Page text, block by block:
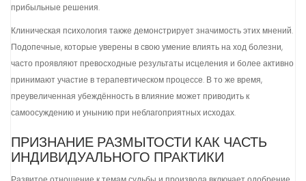
прибыльные решения.
Клиническая психология также демонстрирует значимость этих мнений.
Подопечные, которые уверены в свою умение влиять на ход болезни,
часто проявляют превосходные результаты исцеления и более активно
принимают участие в терапевтическом процессе. В то же время,
преувеличенная убеждённость в влияние может приводить к
самоосуждению и унынию при неблагоприятных исходах.
ПРИЗНАНИЕ РАЗМЫТОСТИ КАК ЧАСТЬ
ИНДИВИДУАЛЬНОГО ПРАКТИКИ